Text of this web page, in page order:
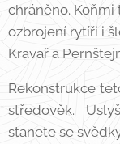
chráněno.
ozbrojení rytíři i
Kravař a
Rekonstrukce
středověk.
stanete se